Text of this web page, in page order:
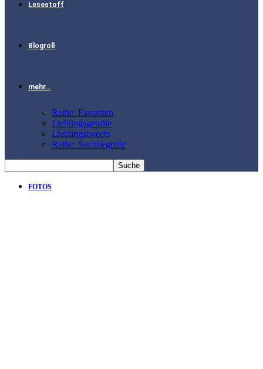
Lesestoff
Blogroll
mehr…
Reihe: Favoriten
Lieblingsgetröte
Lieblingstweets
Reihe: Suchbegriffe
FOTOS